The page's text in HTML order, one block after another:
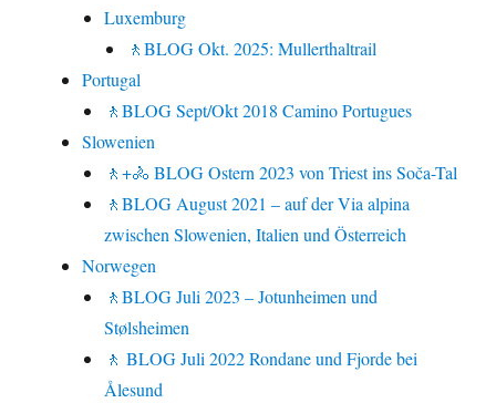
Luxemburg
🚶BLOG Okt. 2025: Mullerthaltrail
Portugal
🚶BLOG Sept/Okt 2018 Camino Portugues
Slowenien
🚶+🚴 BLOG Ostern 2023 von Triest ins Soča-Tal
🚶BLOG August 2021 – auf der Via alpina
zwischen Slowenien, Italien und Österreich
Norwegen
🚶BLOG Juli 2023 – Jotunheimen und
Stølsheimen
🚶 BLOG Juli 2022 Rondane und Fjorde bei
Ålesund